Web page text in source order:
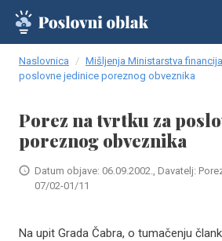
Naslovnica Mišljenja Ministarstva financija
poslovne jedinice poreznog obveznika
Porez na tvrtku za
poreznog obveznika
Datum objave: 06.09.2002., Davatelj:
07/02-01/11
Na upit Grada Čabra, o tumačenju